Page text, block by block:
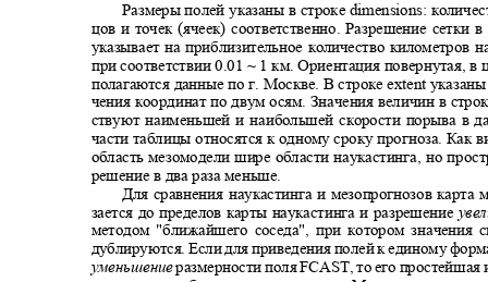
Размеры полей указаны в строке dimensions:
цов и точек (ячеек) соответственно. Разрешение сетки
указывает на приблизительное количество километров
при соответствии 0.01 ~ 1 км. Ориентация повернутая, в
полагаются данные по г. Москве. В строке extent
чения координат по двум осям. Значения величин в
ствуют наименьшей и наибольшей скорости порыва в
части таблицы относятся к одному сроку прогноза. Как
область мезомодели шире области наукастинга, но
решение в два раза меньше.
Для сравнения наукастинга и мезопрогнозов
зается до пределов карты наукастинга и разрешение
методом "ближайшего соседа", при котором
дублируются. Если для приведения полей к единому
уменьшениеразмерности поля FCAST, то его